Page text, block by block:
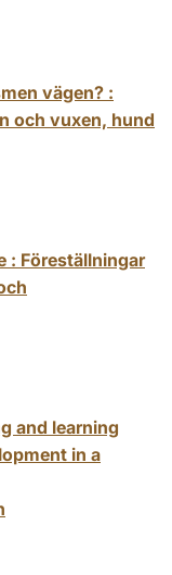
vägen? :
och vuxen, hund
: Föreställningar
and learning
in a